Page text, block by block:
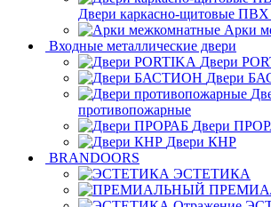
Двери каркасно-щитовые
Арки
Входные металлические двери
Двери
Двери
противопожарные
Двери
Двери КНР
BRANDOORS
ЭСТЕТИКА